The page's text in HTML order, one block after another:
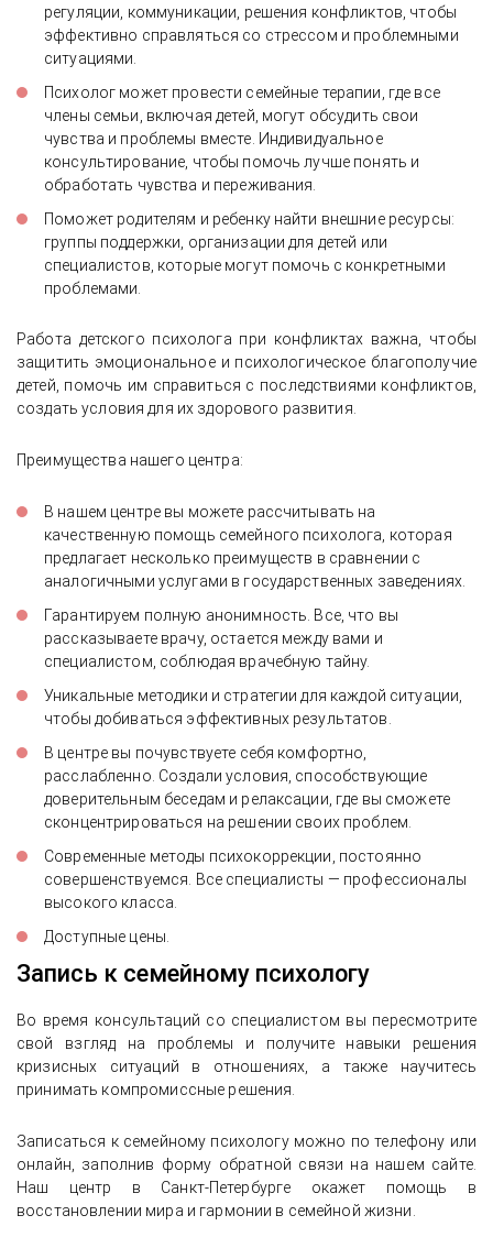
регуляции, коммуникации, решения конфликтов, чтобы
эффективно справляться со стрессом и проблемными
ситуациями.
Психолог может провести семейные терапии, где все
члены семьи, включая детей, могут обсудить свои
чувства и проблемы вместе. Индивидуальное
консультирование, чтобы помочь лучше понять и
обработать чувства и переживания.
Поможет родителям и ребенку найти внешние ресурсы:
группы поддержки, организации для детей или
специалистов, которые могут помочь с конкретными
проблемами.
Работа детского психолога при конфликтах важна, чтобы
защитить эмоциональное и психологическое благополучие
детей, помочь им справиться с последствиями конфликтов,
создать условия для их здорового развития.
Преимущества нашего центра:
В нашем центре вы можете рассчитывать на
качественную помощь семейного психолога, которая
предлагает несколько преимуществ в сравнении с
аналогичными услугами в государственных заведениях.
Гарантируем полную анонимность. Все, что вы
рассказываете врачу, остается между вами и
специалистом, соблюдая врачебную тайну.
Уникальные методики и стратегии для каждой ситуации,
чтобы добиваться эффективных результатов.
В центре вы почувствуете себя комфортно,
расслабленно. Создали условия, способствующие
доверительным беседам и релаксации, где вы сможете
сконцентрироваться на решении своих проблем.
Современные методы психокоррекции, постоянно
совершенствуемся. Все специалисты — профессионалы
высокого класса.
Доступные цены.
Запись к семейному психологу
Во время консультаций со специалистом вы пересмотрите
свой взгляд на проблемы и получите навыки решения
кризисных ситуаций в отношениях, а также научитесь
принимать компромиссные решения.
Записаться к семейному психологу можно по телефону или
онлайн, заполнив форму обратной связи на нашем сайте.
Наш центр в Санкт-Петербурге окажет помощь в
восстановлении мира и гармонии в семейной жизни.